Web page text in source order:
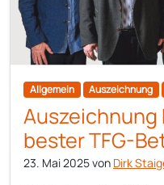
Allgemein Auszeichnung
Auszeichnung
bester TFG-
23. Mai 2025von Dirk